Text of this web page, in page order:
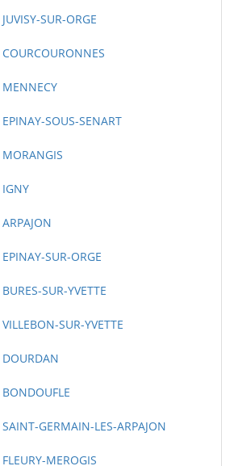
SUR-ORGE
SOUS-SENART
SUR-ORGE
SUR-YVETTE
SUR-YVETTE
GERMAIN-LES-ARPAJON
MEROGIS